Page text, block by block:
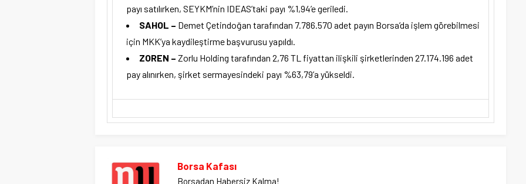
payı satılırken, SEYKM’nin IDEAS’taki payı %1,94’e geriledi.
SAHOL – Demet Çetindoğan tarafından 7.786.570 adet payın Borsa’da işlem görebilmesi
için MKK’ya kaydileştirme başvurusu yapıldı.
ZOREN – Zorlu Holding tarafından 2,76 TL fiyattan ilişkili şirketlerinden 27.174.196 adet
pay alınırken, şirket sermayesindeki payı %63,79’a yükseldi.
Borsa Kafası
Borsadan Habersiz Kalma!